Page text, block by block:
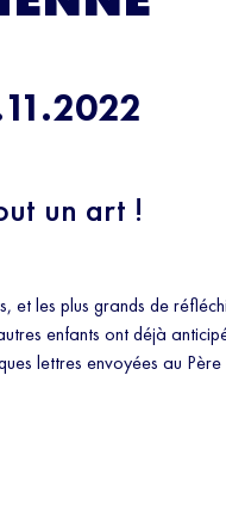
un art !
et les plus grands de
enfants ont déjà
lettres envoyées au
régulièrement
bas de chaque